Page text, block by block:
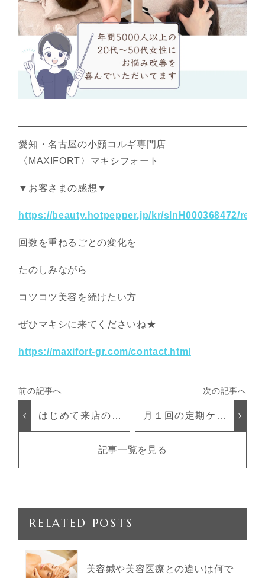
愛知・名古屋の小顔コルギ専門店
〈MAXIFORT〉マキシフォート
▼お客さまの感想▼
https://beauty.hotpepper.jp/kr/slnH000368472/
回数を重ねるごとの変化を
たのしみながら
コツコツ美容を続けたい方
ぜひマキシに来てくださいね★
https://maxifort-gr.com/contact.html
はじめて来店の感
想‥—-☆
月１回の定期ケア
での変化
記事一覧を見る
RELATED POSTS
美容鍼や美容医療との違いは何で